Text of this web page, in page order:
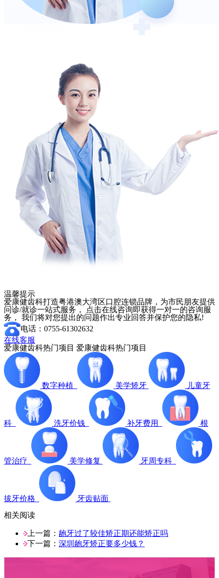
温馨提示
爱康健齿科打造粤港澳大湾区口腔连锁品牌，为市民朋友提供
问诊/就诊一站式服务， 点击在线咨询即获得一对一的咨询服
务， 我们将对您提出的问题作出专业回答并保护您的隐私!
电话：0755-61302632
在线客服
爱康健齿科热门项目 爱康健齿科热门项目
数字种植 美学矫牙 儿童牙
科 洗牙价钱 补牙费用 根
管治疗 美学修复 牙周专科
拔牙价格
牙齿贴面
相关阅读
上一篇： 龅牙过了较佳矫正期还能矫正吗
下一篇： 深圳龅牙矫正要多少钱？